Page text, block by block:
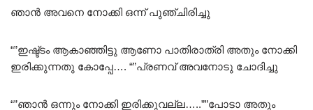
ഞാൻ അവനെ നോക്കി ഒന്ന് പുഞ്ചിരിച്ചു
“”ഇഷ്ട്ടം ആകാഞ്ഞിട്ടു ആണോ പാതിരാത്രി അതും നോക്കി
ഇരിക്കുന്നതു കോപ്പേ…. “”പ്രണവ് അവനോടു ചോദിച്ചു
“”ഞാൻ ഒന്നും നോക്കി ഇരിക്കുവല്ല…..””പോടാ അതും